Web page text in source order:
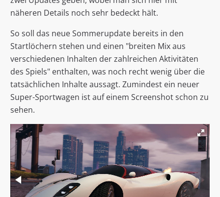
näheren Details noch sehr bedeckt hält.
So soll das neue Sommerupdate bereits in den
Startlöchern stehen und einen "breiten Mix aus
verschiedenen Inhalten der zahlreichen Aktivitäten
des Spiels" enthalten, was noch recht wenig über die
tatsächlichen Inhalte aussagt. Zumindest ein neuer
Super-Sportwagen ist auf einem Screenshot schon zu
sehen.